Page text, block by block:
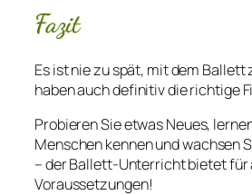
Fazit
Es ist nie zu spät, mit dem Ballett
haben auch definitiv die richtige
Probieren Sie etwas Neues,
Menschen kennen und wachsen
– der Ballett-Unterricht bietet für
Voraussetzungen!